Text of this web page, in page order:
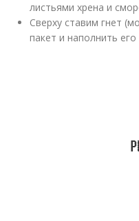
листьями хрена и
Сверху ставим гнет
пакет и наполнить